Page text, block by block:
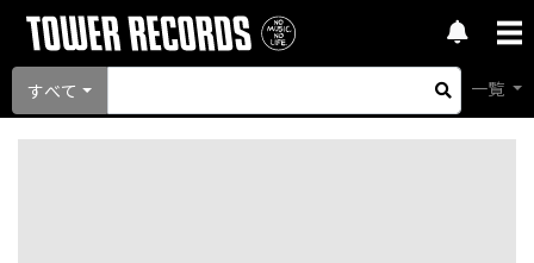
すべて 一覧